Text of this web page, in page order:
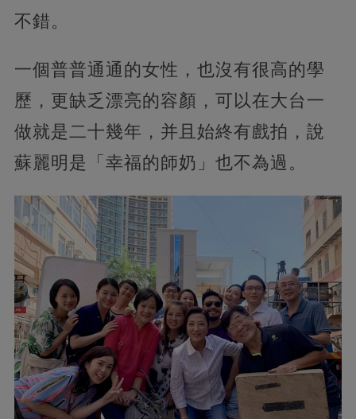
不錯。
一個普普通通的女性，也沒有很高的學
歷，更缺乏漂亮的容顏，可以在大台一
做就是二十幾年，并且始終有戲拍，說
蘇麗明是「幸福的師奶」也不為過。